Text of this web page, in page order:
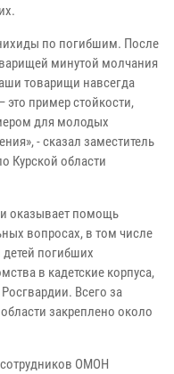
по погибшим. После
минутой молчания
товарищи навсегда
это пример стойкости,
для молодых
- сказал заместитель
Курской области
оказывает помощь
вопросах, в том числе
погибших
в кадетские корпуса,
Всего за
закреплено около
ОМОН